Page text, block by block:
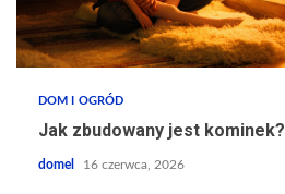
DOM I OGRÓD
Jak zbudowany jest kominek?
domel 16 czerwca, 2026